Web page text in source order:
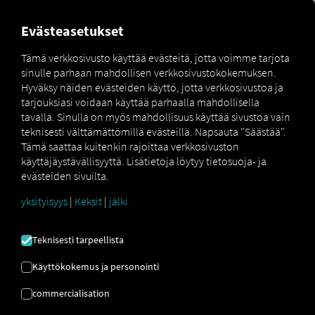
MAN
DIGITALSERVICES
Aloitadigitaalisen kalustonhallinnan
käyttö!
Digitaalisten palveluiden avulla MAN
sähköajoneuvokalustosi tehokkuus.
ajoneuvo
Evästeasetukset
Tämä verkkosivusto käyttää evästeitä, jotta voimme tarjota
sinulle parhaan mahdollisen verkkosivustokokemuksen.
Hyväksy näiden evästeiden käyttö, jotta verkkosivustoa ja
tarjouksiasi voidaan käyttää parhaalla mahdollisella
tavalla. Sinulla on myös mahdollisuus käyttää sivustoa vain
teknisesti välttämättömillä evästeillä. Napsauta "Säästää".
Tämä saattaa kuitenkin rajoittaa verkkosivuston
käyttäjäystävällisyyttä. Lisätietoja löytyy tietosuoja- ja
evästeiden sivuilta.
yksityisyys | Keksit | jälki
Teknisesti tarpeellista
Käyttökokemus ja personointi
commercialisation